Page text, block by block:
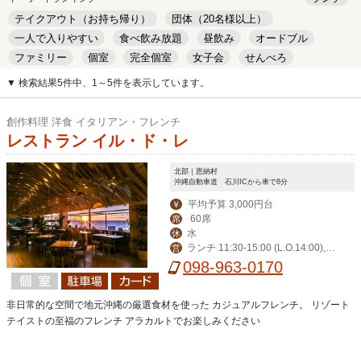
テイクアウト（お持ち帰り）
団体（20名様以上）
一人で入りやすい
食べ飲み放題 昼飲み
オードブル
ファミリー
個室 完全個室 女子会
せんべろ
キッズルーム
安い デート
▼ 検索結果5件中、1～5件を表示しています。
創作料理 洋食 イタリアン・フレンチ
レストラン イル・ド・レ
北部｜恩納村
沖縄自動車道 石川ICから車で8分
￥ 平均予算 3,000円台
席 60席
休 水
営
ランチ 11:30-15:00 (L.O.14:00),デ
ィナー 17:30-23:00 (L.O.21:00)
098-963-0170
非日常的な空間で地元沖縄の厳選食材を使った カジュアルフレンチ。 リゾート
テイストの至福のフレンチ アラカルトでお楽しみください